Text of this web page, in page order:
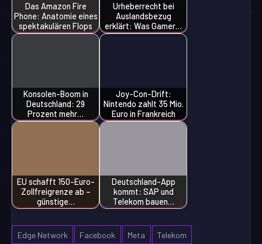
Das Amazon Fire
Phone: Anatomie eines
spektakulären Flops
Urheberrecht bei
Auslandsbezug
erklärt: Was Gamer…
Konsolen-Boom in
Deutschland: 29
Prozent mehr…
Joy-Con-Drift:
Nintendo zahlt 35 Mio.
Euro in Frankreich
EU schafft 150-Euro-
Zollfreigrenze ab –
günstige…
Deutschland-App
kommt: SAP und
Telekom bauen…
Edge Network Facebook Meta Telekom